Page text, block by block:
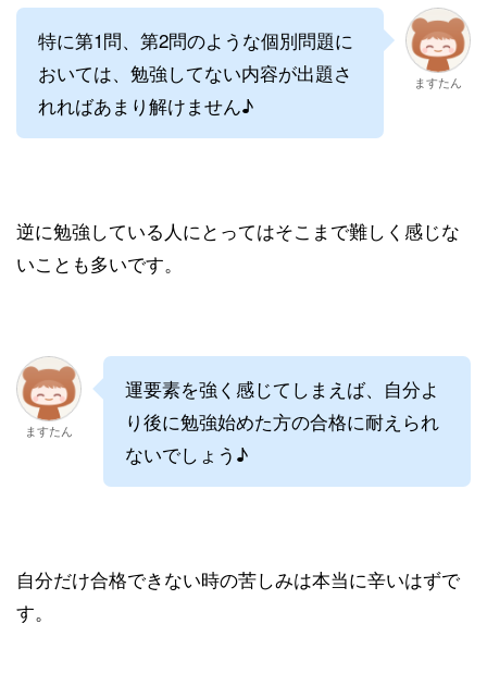
特に第1問、第2問のような個別問題に
おいては、勉強してない内容が出題さ
れればあまり解けません♪
ますたん
逆に勉強している人にとってはそこまで難しく感じな
いことも多いです。
ますたん
運要素を強く感じてしまえば、自分よ
り後に勉強始めた方の合格に耐えられ
ないでしょう♪
自分だけ合格できない時の苦しみは本当に辛いはずで
す。